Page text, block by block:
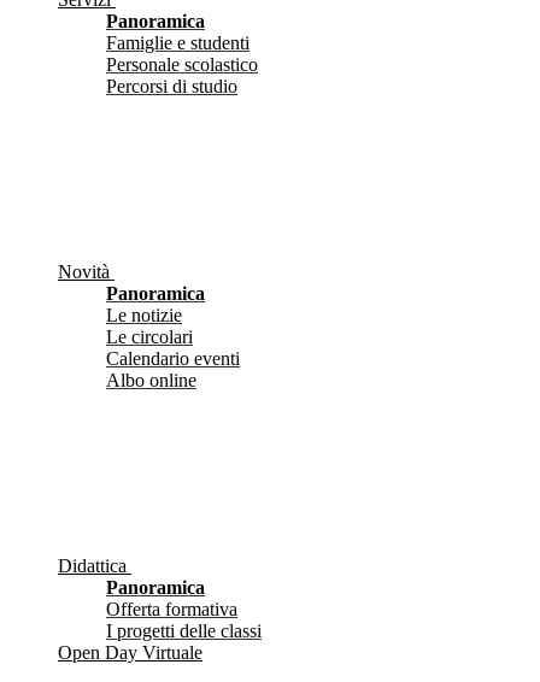
Panoramica
Famiglie e studenti
Personale scolastico
Percorsi di studio
Novità
Panoramica
Le notizie
Le circolari
Calendario eventi
Albo online
Didattica
Panoramica
Offerta formativa
I progetti delle classi
Open Day Virtuale